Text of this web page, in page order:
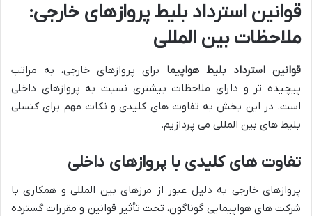
قوانین استرداد بلیط پروازهای خارجی:
ملاحظات بین المللی
قوانین استرداد بلیط هواپیما برای پروازهای خارجی، به مراتب
پیچیده تر و دارای ملاحظات بیشتری نسبت به پروازهای داخلی
است. در این بخش به تفاوت های کلیدی و نکات مهم برای کنسلی
بلیط های بین المللی می پردازیم.
تفاوت های کلیدی با پروازهای داخلی
پروازهای خارجی به دلیل عبور از مرزهای بین المللی و همکاری با
شرکت های هواپیمایی گوناگون، تحت تأثیر قوانین و مقررات گسترده